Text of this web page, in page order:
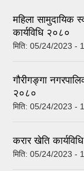
महिला सामुदायिक
कार्यविधि २०८०
मिति: 05/24/2023 -
गौरीगङ्गा
२०८०
मिति: 05/24/2023 -
करार खेति
मिति: 05/24/2023 -